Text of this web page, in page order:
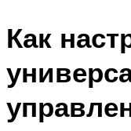
Как